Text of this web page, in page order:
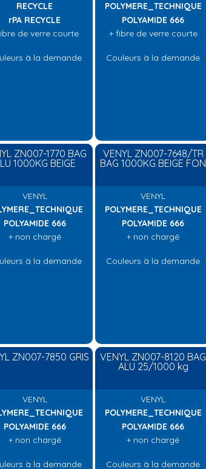
RECYCLE
rPA RECYCLE
de verre courte
à la demande
POLYMERE_TECHNIQUE
POLYAMIDE 666
+ fibre de verre courte
Couleurs à la demande
ZN007-1770 BAG
1000KG BEIGE
VENYL
POLYAMIDE 666
+ non chargé
à la demande
VENYL ZN007-7648/TR
BAG 1000KG BEIGE FON
VENYL
POLYMERE_TECHNIQUE
POLYAMIDE 666
+ non chargé
Couleurs à la demande
ZN007-7850 GRIS
VENYL
POLYAMIDE 666
+ non chargé
à la demande
VENYL ZN007-8120 BAG
ALU 25/1000 kg
VENYL
POLYMERE_TECHNIQUE
POLYAMIDE 666
+ non chargé
Couleurs à la demande